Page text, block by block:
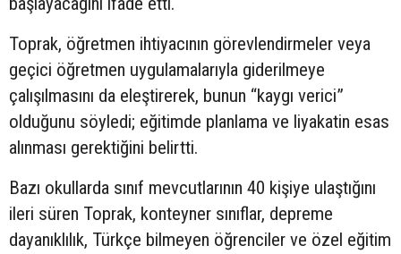
Toprak, öğretmen ihtiyacının görevlendirmeler veya
geçici öğretmen uygulamalarıyla giderilmeye
çalışılmasını da eleştirerek, bunun “kaygı verici”
olduğunu söyledi; eğitimde planlama ve liyakatin esas
alınması gerektiğini belirtti.
Bazı okullarda sınıf mevcutlarının 40 kişiye ulaştığını
ileri süren Toprak, konteyner sınıflar, depreme
dayanıklılık, Türkçe bilmeyen öğrenciler ve özel eğitim